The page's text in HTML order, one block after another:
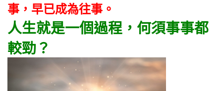
事，早已成為往事。
人生就是一個過程，何須事事都
較勁？